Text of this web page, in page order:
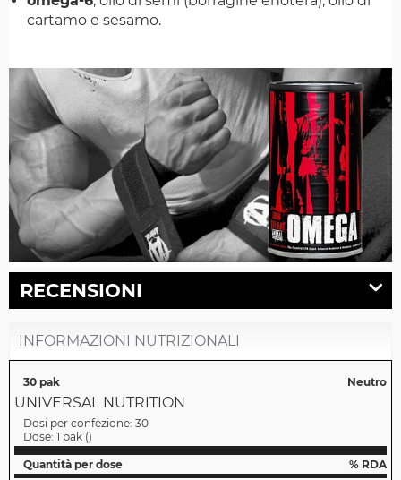
cartamo e sesamo.
RECENSIONI
INFORMAZIONI NUTRIZIONALI
30 pak Neutro
UNIVERSAL NUTRITION
Dosi per confezione: 30
Dose: 1 pak ()
Quantità per dose
% RDA